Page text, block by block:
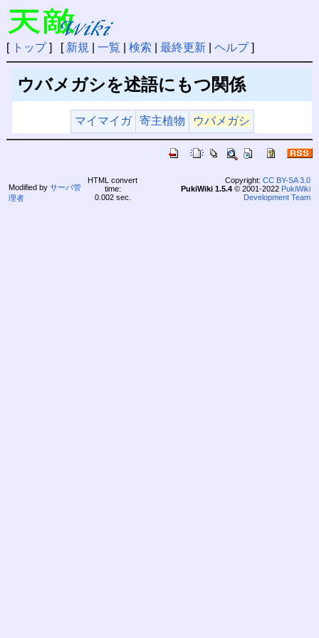
[ トップ] [ 新規 一覧 検索 最終更新| ヘルプ]
ウバメガシを述語にもつ関係
マイマイガ 寄主植物 ウバメガシ
Modified by サーバ管
理者
HTML convert
time:
0.002 sec.
Copyright: CC BY-SA 3.0
PukiWiki 1.5.4© 2001-2022 PukiWiki
Development Team